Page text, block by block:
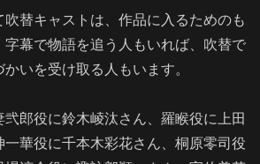
替キャストは、作品に入るためのも
字幕で物語を追う人もいれば、吹替で
いを受け取る人もいます。
弐郎役に鈴木崚汰さん、羅睺役に上田
華役に千本木彩花さん、桐原零司役